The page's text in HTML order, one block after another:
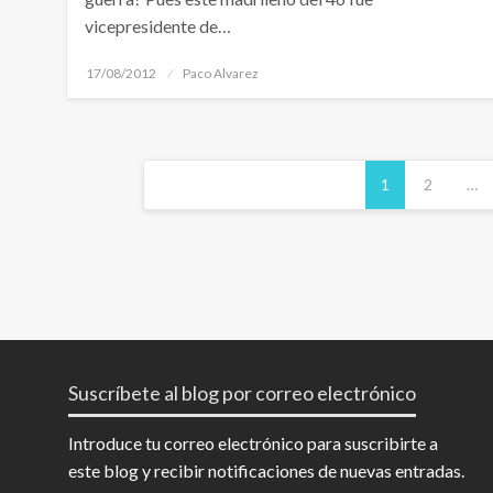
vicepresidente de…
Publicado
17/08/2012 Paco Alvarez
Navegación
1 2 …
Suscríbete al blog por correo electrónico
Introduce tu correo electrónico para suscribirte a
este blog y recibir notificaciones de nuevas entradas.